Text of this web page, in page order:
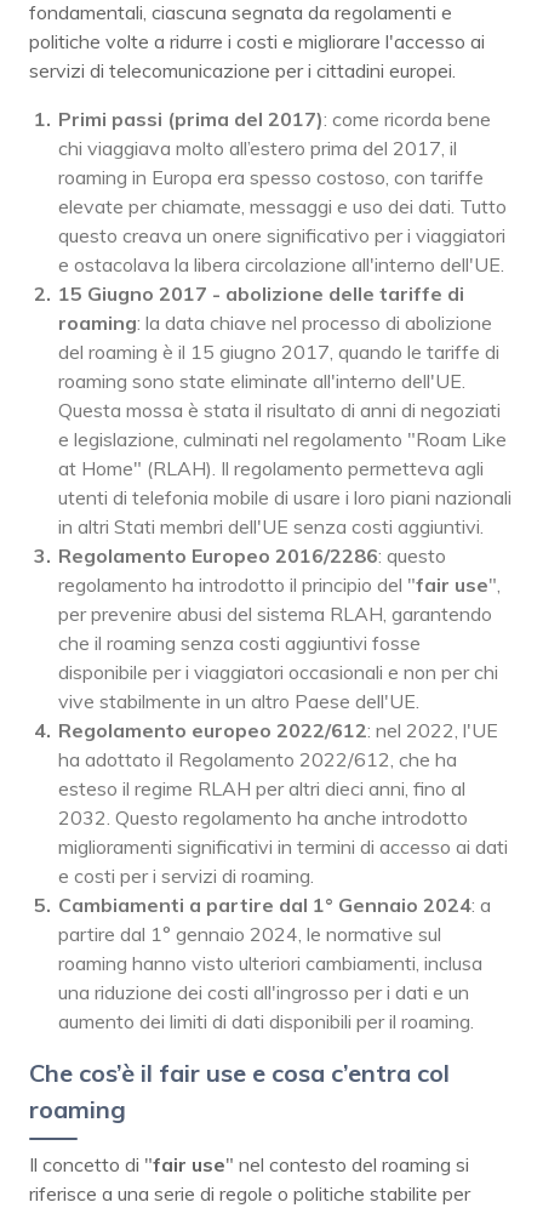
fondamentali, ciascuna segnata da regolamenti e
politiche volte a ridurre i costi e migliorare l'accesso ai
servizi di telecomunicazione per i cittadini europei.
Primi passi (prima del 2017): come ricorda bene
chi viaggiava molto all’estero prima del 2017, il
roaming in Europa era spesso costoso, con tariffe
elevate per chiamate, messaggi e uso dei dati. Tutto
questo creava un onere significativo per i viaggiatori
e ostacolava la libera circolazione all'interno dell'UE.
15 Giugno 2017 - abolizione delle tariffe di
roaming: la data chiave nel processo di abolizione
del roaming è il 15 giugno 2017, quando le tariffe di
roaming sono state eliminate all'interno dell'UE.
Questa mossa è stata il risultato di anni di negoziati
e legislazione, culminati nel regolamento "Roam Like
at Home" (RLAH). Il regolamento permetteva agli
utenti di telefonia mobile di usare i loro piani nazionali
in altri Stati membri dell'UE senza costi aggiuntivi.
Regolamento Europeo 2016/2286: questo
regolamento ha introdotto il principio del "fair use",
per prevenire abusi del sistema RLAH, garantendo
che il roaming senza costi aggiuntivi fosse
disponibile per i viaggiatori occasionali e non per chi
vive stabilmente in un altro Paese dell'UE.
Regolamento europeo 2022/612: nel 2022, l'UE
ha adottato il Regolamento 2022/612, che ha
esteso il regime RLAH per altri dieci anni, fino al
2032. Questo regolamento ha anche introdotto
miglioramenti significativi in termini di accesso ai dati
e costi per i servizi di roaming.
Cambiamenti a partire dal 1° Gennaio 2024: a
partire dal 1° gennaio 2024, le normative sul
roaming hanno visto ulteriori cambiamenti, inclusa
una riduzione dei costi all'ingrosso per i dati e un
aumento dei limiti di dati disponibili per il roaming.
Che cos’è il fair use e cosa c’entra col
roaming
Il concetto di "fair use" nel contesto del roaming si
riferisce a una serie di regole o politiche stabilite per